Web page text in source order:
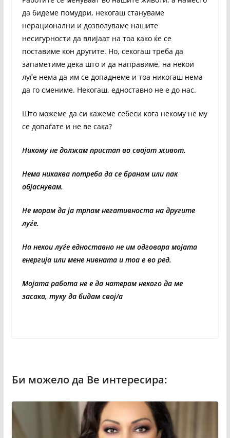
да бидеме помудри, некогаш стануваме
нерационални и дозволуваме нашите
несигурности да влијаат на тоа како ќе се
поставиме кон другите. Но, секогаш треба да
запаметиме дека што и да направиме, на некои
луѓе нема да им се допаднеме и тоа никогаш нема
да го смениме. Некогаш, едноставно не е до нас.
Што можеме да си кажеме себеси кога некому не му
се допаѓате и не ве сака?
Никому не должам пристап во својот живот.
Нема никаква потреба да се бранам или пак
објаснувам.
Не морам да ја трпам негативноста на другите
луѓе.
На некои луѓе едноставно не им одговара мојата
енергија или мене нивната и тоа е во ред.
Мојата работа не е да натерам некого да ме
засака, туку да бидам свој/а